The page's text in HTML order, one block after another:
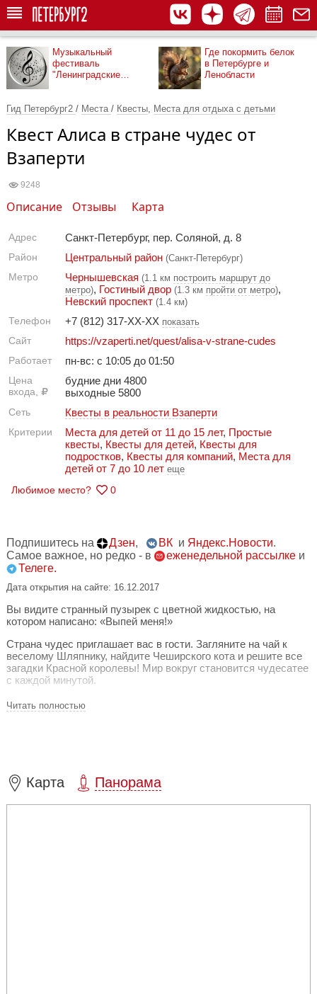
Музыкальный
фестиваль
"Ленинградские
Где покормить белок
в Петербурге и
Ленобласти
Гид Петербург2 / Места / Квесты, Места для отдыха с детьми
Квест Алиса в стране чудес от
Взаперти
9248
Описание Отзывы Карта
Адрес Санкт-Петербург, пер. Соляной, д. 8
Район Центральный район (Санкт-Петербург)
Метро Чернышевская (1.1 км построить маршрут до
метро), Гостиный двор (1.3 км пройти от метро),
Невский проспект (1.4 км)
Телефон +7 (812) 317-XX-XX показать
Сайт https://vzaperti.net/quest/alisa-v-strane-cudes
Работает пн-вс: с 10:05 до 01:50
Цена
входа,
будние дни 4800
выходные 5800
Сеть Квесты в реальности Взаперти
Критерии Места для детей от 11 до 15 лет, Простые
квесты, Квесты для детей, Квесты для
подростков, Квесты для компаний, Места для
детей от 7 до 10 лет еще
Любимое место? 0
Подпишитесь на Дзен, ВК и Яндекс.Новости.
Самое важное, но редко - в
еженедельной рассылке и
Телеге.
Дата открытия на сайте: 16.12.2017
Вы видите странный пузырек с цветной жидкостью, на
котором написано: «Выпей меня!»
Страна чудес приглашает вас в гости. Загляните на чай к
веселому Шляпнику, найдите Чеширского кота и решите все
загадки Красной королевы! Мир вокруг становится чудесатее
с каждой минутой.
Для взрослых - погрузиться в знаменитый сюжет в одном из
самых топовых квестов в СПб с масштабными локациями и
Читать полностью
Карта Панорама